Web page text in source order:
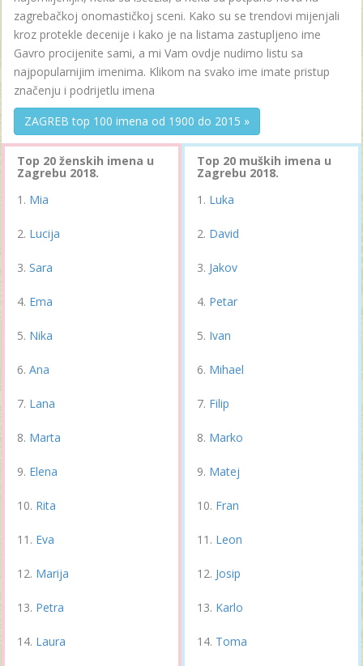
zagrebačkoj onomastičkoj sceni. Kako su se trendovi mijenjali
kroz protekle decenije i kako je na listama zastupljeno ime
Gavro procijenite sami, a mi Vam ovdje nudimo listu sa
najpopularnijim imenima. Klikom na svako ime imate pristup
značenju i podrijetlu imena
ZAGREB top 100 imena od 1900 do 2015 »
Top 20 ženskih imena u
Zagrebu 2018.
Mia
Lucija
Sara
Ema
Nika
Ana
Lana
Marta
Elena
Rita
Eva
Marija
Petra
Laura
Top 20 muških imena u
Zagrebu 2018.
Luka
David
Jakov
Petar
Ivan
Mihael
Filip
Marko
Matej
Fran
Leon
Josip
Karlo
Toma